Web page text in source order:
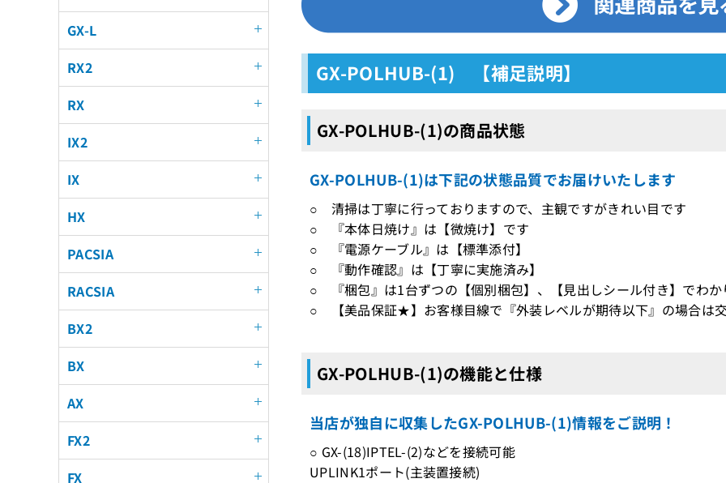
GX-POLHUB-(1) 【補足説明】
GX-POLHUB-(1)の商品状態
GX-POLHUB-(1)は下記の状態品質でお届けいたします
○ 清掃は丁寧に行っておりますので、主観ですがきれい目です
○ 『本体日焼け』は【微焼け】です
○ 『電源ケーブル』は【標準添付】
○ 『動作確認』は【丁寧に実施済み】
○ 『梱包』は1台ずつの【個別梱包】、【見出しシール付き】でわか
○ 【美品保証★】お客様目線で『外装レベルが期待以下』の場合は
GX-POLHUB-(1)の機能と仕様
当店が独自に収集したGX-POLHUB-(1)情報をご説明！
○ GX-(18)IPTEL-(2)などを接続可能
UPLINK1ポート(主装置接続)
GX-L
RX2
RX
IX2
IX
HX
PACSIA
RACSIA
BX2
BX
AX
FX2
FX